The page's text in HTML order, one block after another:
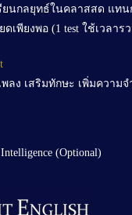
ยนกลยุทธ์ในคลาสสด แทน
ดเพียงพอ (1 test ใช้เวลา
ลง เสริมทักษะ เพิ่มความ
(Optional)